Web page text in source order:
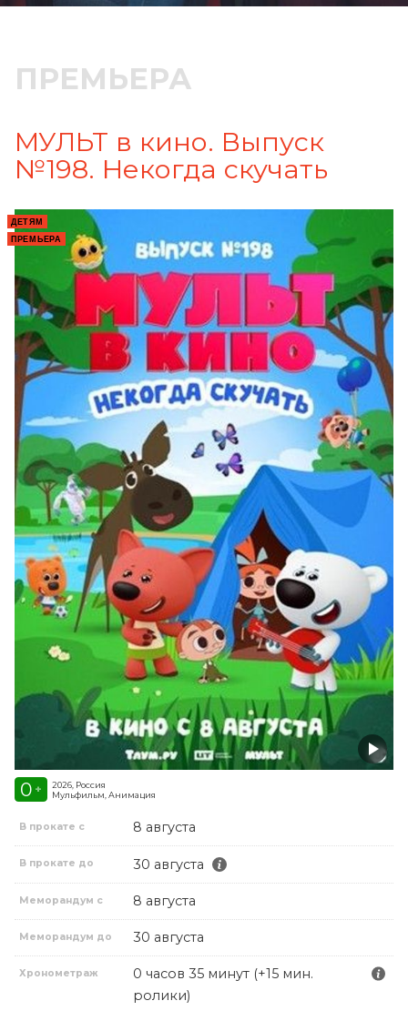
ПРЕМЬЕРА
МУЛЬТ в кино. Выпуск
№198. Некогда скучать
ДЕТЯМ
ПРЕМЬЕРА
0 +
2026, Россия
Мульфильм, Анимация
В прокате с 8 августа
В прокате до 30 августа
Меморандум с 8 августа
Меморандум до 30 августа
Хронометраж
0 часов 35 минут (+15 мин.
ролики)